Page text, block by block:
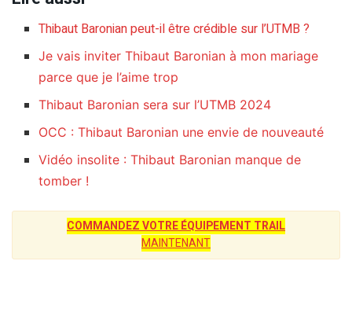
Thibaut Baronian peut-il être crédible sur l’UTMB ?
Je vais inviter Thibaut Baronian à mon mariage
parce que je l’aime trop
Thibaut Baronian sera sur l’UTMB 2024
OCC : Thibaut Baronian une envie de nouveauté
Vidéo insolite : Thibaut Baronian manque de
tomber !
COMMANDEZ VOTRE ÉQUIPEMENT TRAIL
MAINTENANT